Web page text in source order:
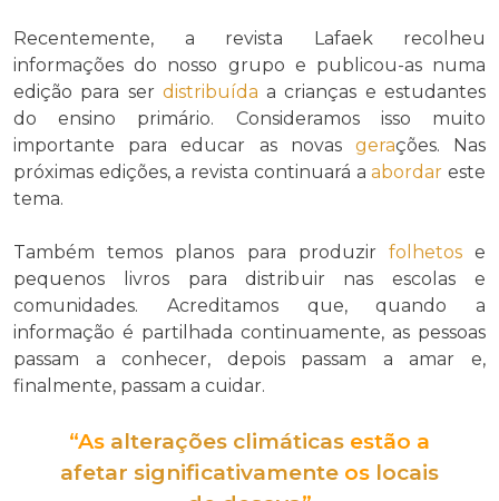
Recentemente, a revista Lafaek recolheu
informações do nosso grupo e publicou-as numa
edição para ser distribuída a crianças e estudantes
do ensino primário. Consideramos isso muito
importante para educar as novas gerações. Nas
próximas edições, a revista continuará aabordar este
tema.
Também temos planos para produzir folhetose
pequenos livros para distribuir nas escolas e
comunidades. Acreditamos que, quando a
informação é partilhada continuamente, as pessoas
passam a conhecer, depois passam a amar e,
finalmente, passam a cuidar.
“As alterações climáticas estão a
afetar significativamente os locais